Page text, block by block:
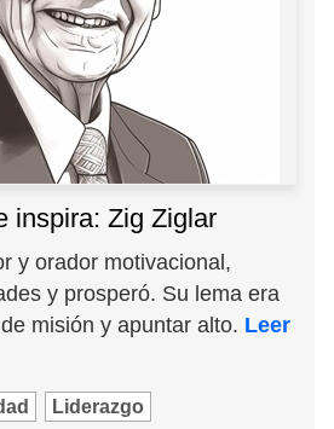
inspira: Zig Ziglar
y orador motivacional,
y prosperó. Su lema era
misión y apuntar alto. Leer
Liderazgo